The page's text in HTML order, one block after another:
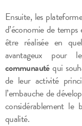
Ensuite, les
d’économie de
être réalisée en
avantageux pour
communautéqui
de leur activité
l’embauche de
considérablement le
qualité.